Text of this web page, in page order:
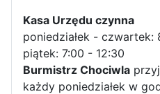
Kasa Urzędu czynna
poniedziałek - czwartek:
piątek: 7:00 - 12:30
Burmistrz Chociwla
każdy poniedziałek w